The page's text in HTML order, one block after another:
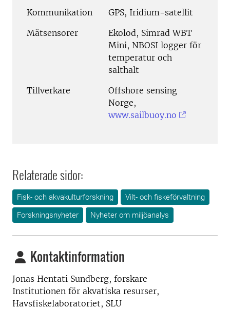
Kommunikation
GPS, Iridium-satellit
Mätsensorer
Ekolod, Simrad WBT
Mini, NBOSI logger för
temperatur och
salthalt
Tillverkare
Offshore sensing
Norge,
www.sailbuoy.no
Relaterade sidor:
Fisk- och akvakulturforskning
Vilt- och fiskeförvaltning
Forskningsnyheter
Nyheter om miljöanalys
Kontaktinformation
Jonas Hentati Sundberg, forskare
Institutionen för akvatiska resurser,
Havsfiskelaboratoriet, SLU